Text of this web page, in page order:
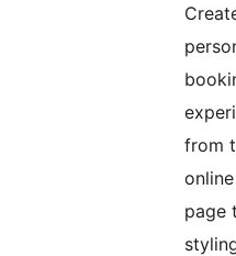
from
page